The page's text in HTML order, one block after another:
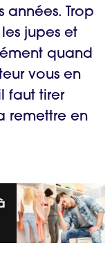
années. Trop
jupes et
quand
vous en
faut tirer
remettre en